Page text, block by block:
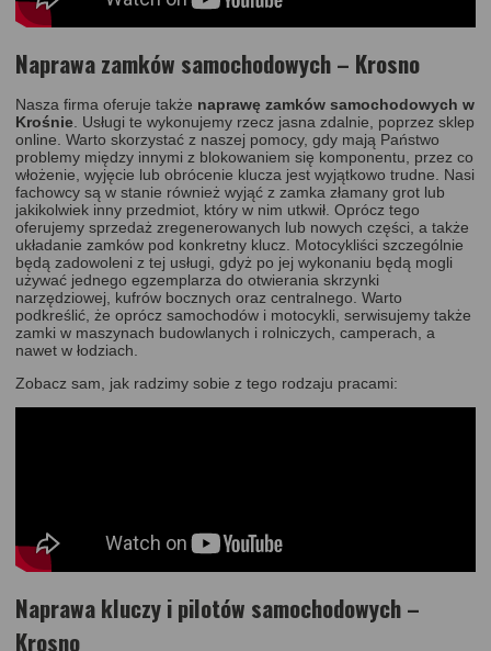
Naprawa zamków samochodowych – Krosno
Nasza firma oferuje także naprawę zamków samochodowych w
Krośnie . Usługi te wykonujemy rzecz jasna zdalnie, poprzez sklep
online . Warto skorzystać z naszej pomocy, gdy mają Państwo
problemy między innymi z blokowaniem się komponentu, przez co
włożenie, wyjęcie lub obrócenie klucza jest wyjątkowo trudne. Nasi
fachowcy są w stanie również wyjąć z zamka złamany grot lub
jakikolwiek inny przedmiot, który w nim utkwił. Oprócz tego
oferujemy sprzedaż zregenerowanych lub nowych części, a także
układanie zamków pod konkretny klucz. Motocykliści szczególnie
będą zadowoleni z tej usługi, gdyż po jej wykonaniu będą mogli
używać jednego egzemplarza do otwierania skrzynki
narzędziowej, kufrów bocznych oraz centralnego. Warto
podkreślić, że oprócz samochodów i motocykli, serwisujemy także
zamki w maszynach budowlanych i rolniczych, camperach, a
nawet w łodziach.
Zobacz sam, jak radzimy sobie z tego rodzaju pracami:
Naprawa kluczy i pilotów samochodowych –
Krosno